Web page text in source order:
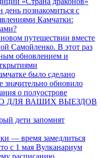
познакомиться с
Камчатки:
путешествии вместе
Самойленко. В этот раз
обновлением и
было сделано
значительно обновило
о полуострове
ДЛЯ ВАШИХ ВЫЕЗДОВ
дети запомнят
— время замедлиться
с 1 мая Вулканариум
расписанию.